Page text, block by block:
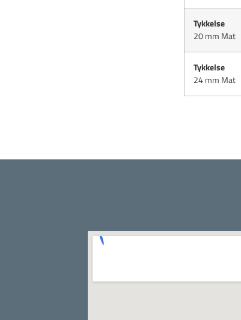
Tykkelse
20 mm Mat
Tykkelse
24 mm Mat